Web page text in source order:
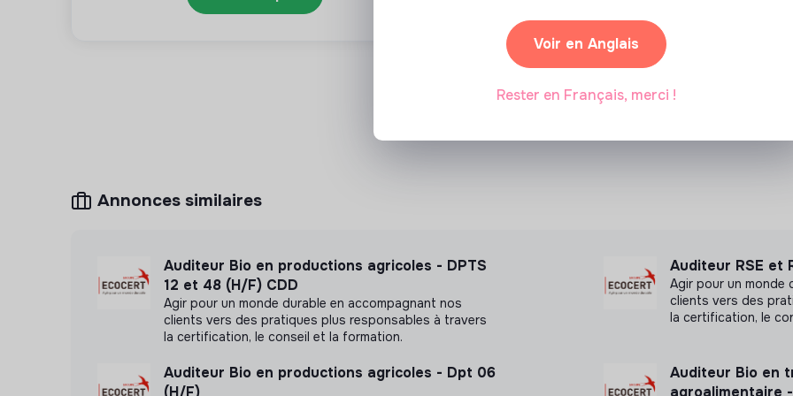
déploiement de l'outil, formation et SAV ;
Accompagnement des Unions dans la transition liée au changement de logiciel
présidents/directeurs et les assemblées générales) via la préparation et la
Partenariat sponsorisé
Annonces similaires
Auditeur Bio en productions agricoles - DPTS
12 et 48 (H/F) CDD
Agir pour un monde durable en accompagnant nos
clients vers des pratiques plus responsables à travers
la certification, le conseil et la formation.
Auditeur RSE et
Agir pour un monde
clients vers des
la certification, le
Auditeur Bio en productions agricoles - Dpt 06
(H/F)
Auditeur Bio en
agroalimentaire
Voir en Anglais
Rester en Français, merci !